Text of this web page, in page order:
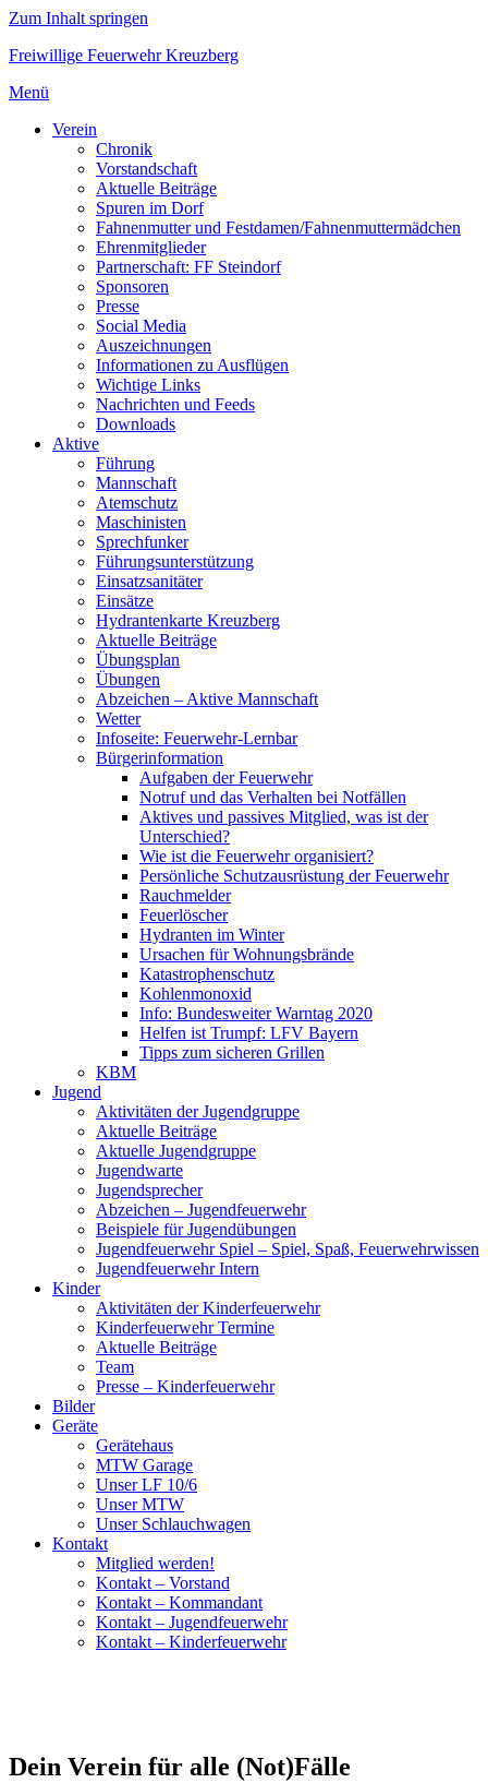
Zum Inhalt springen
Freiwillige Feuerwehr Kreuzberg
Menü
Verein
Chronik
Vorstandschaft
Aktuelle Beiträge
Spuren im Dorf
Fahnenmutter und Festdamen/Fahnenmuttermädchen
Ehrenmitglieder
Partnerschaft: FF Steindorf
Sponsoren
Presse
Social Media
Auszeichnungen
Informationen zu Ausflügen
Wichtige Links
Nachrichten und Feeds
Downloads
Aktive
Führung
Mannschaft
Atemschutz
Maschinisten
Sprechfunker
Führungsunterstützung
Einsatzsanitäter
Einsätze
Hydrantenkarte Kreuzberg
Aktuelle Beiträge
Übungsplan
Übungen
Abzeichen – Aktive Mannschaft
Wetter
Infoseite: Feuerwehr-Lernbar
Bürgerinformation
Aufgaben der Feuerwehr
Notruf und das Verhalten bei Notfällen
Aktives und passives Mitglied, was ist der
Unterschied?
Wie ist die Feuerwehr organisiert?
Persönliche Schutzausrüstung der Feuerwehr
Rauchmelder
Feuerlöscher
Hydranten im Winter
Ursachen für Wohnungsbrände
Katastrophenschutz
Kohlenmonoxid
Info: Bundesweiter Warntag 2020
Helfen ist Trumpf: LFV Bayern
Tipps zum sicheren Grillen
KBM
Jugend
Aktivitäten der Jugendgruppe
Aktuelle Beiträge
Aktuelle Jugendgruppe
Jugendwarte
Jugendsprecher
Abzeichen – Jugendfeuerwehr
Beispiele für Jugendübungen
Jugendfeuerwehr Spiel – Spiel, Spaß, Feuerwehrwissen
Jugendfeuerwehr Intern
Kinder
Aktivitäten der Kinderfeuerwehr
Kinderfeuerwehr Termine
Aktuelle Beiträge
Team
Presse – Kinderfeuerwehr
Bilder
Geräte
Gerätehaus
MTW Garage
Unser LF 10/6
Unser MTW
Unser Schlauchwagen
Kontakt
Mitglied werden!
Kontakt – Vorstand
Kontakt – Kommandant
Kontakt – Jugendfeuerwehr
Kontakt – Kinderfeuerwehr
Dein Verein für alle (Not)Fälle